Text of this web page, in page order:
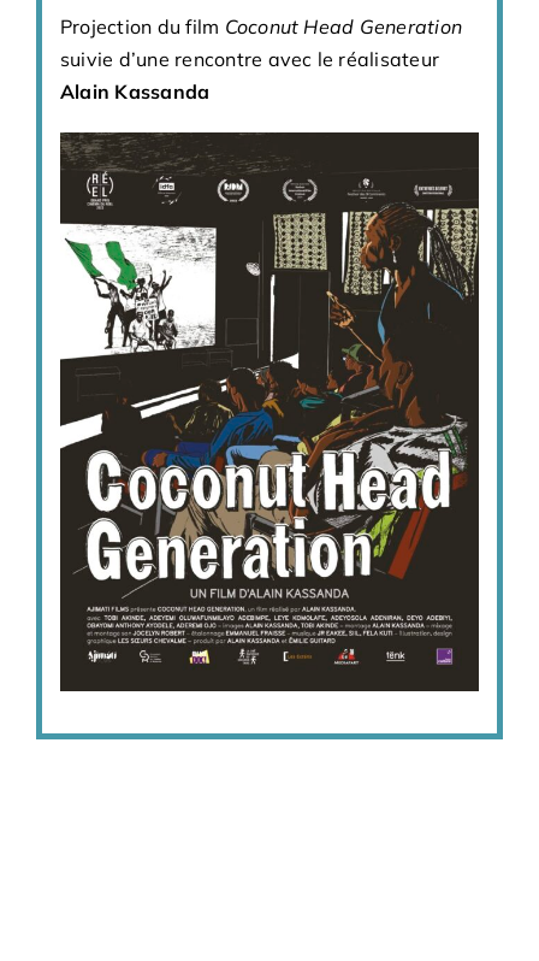
Projection du film Coconut Head Generation
suivie d’une rencontre avec le réalisateur
Alain Kassanda